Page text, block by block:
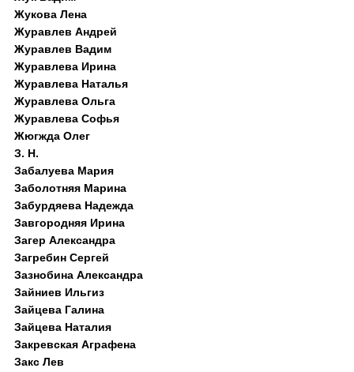
Жукова Лена
Журавлев Андрей
Журавлев Вадим
Журавлева Ирина
Журавлева Наталья
Журавлева Ольга
Журавлева Софья
Жюгжда Олег
З. Н.
Забалуева Мария
Заболотняя Марина
Забурдяева Надежда
Завгородняя Ирина
Загер Александра
Загребин Сергей
Зазнобина Александра
Зайниев Ильгиз
Зайцева Галина
Зайцева Наталия
Закревская Аграфена
Закс Лев